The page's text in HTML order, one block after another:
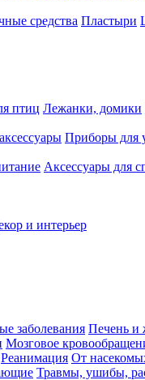
средства Пластыри
птиц Лежанки, домики
Приборы для
Аксессуары для
и интерьер
заболевания Печень и
Мозговое
Реанимация От
Травмы, ушибы,